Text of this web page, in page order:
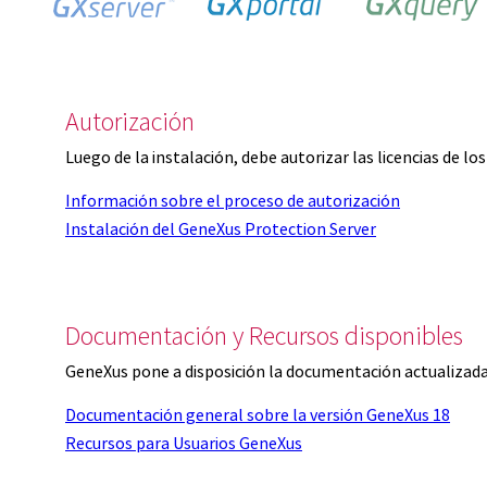
Autorización
Luego de la instalación, debe autorizar las licencias de
Información sobre el proceso de autorización
Instalación del GeneXus Protection Server
Documentación y Recursos disponibles
GeneXus pone a disposición la documentación
Documentación general sobre la versión GeneXus 18
Recursos para Usuarios GeneXus